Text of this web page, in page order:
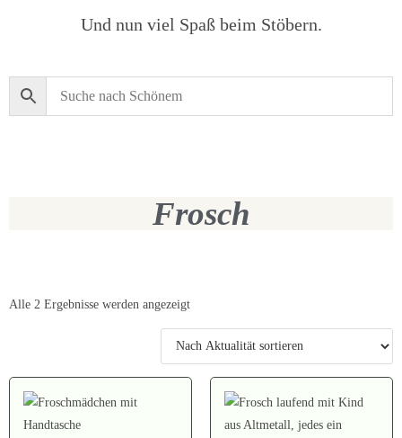
Und nun viel Spaß beim Stöbern.
Frosch
Alle 2 Ergebnisse werden angezeigt